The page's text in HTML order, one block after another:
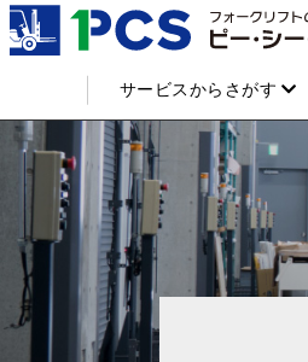
サービスからさがす